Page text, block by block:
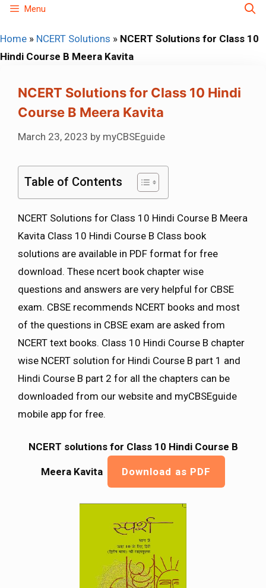
Skip
content
Menu
Home » NCERT Solutions » NCERT Solutions for Class 10
Hindi Course B Meera Kavita
NCERT Solutions for Class 10 Hindi
Course B Meera Kavita
March 23, 2023 by myCBSEguide
Table of Contents
NCERT Solutions for Class 10 Hindi Course B Meera
Kavita Class 10 Hindi Course B Class book
solutions are available in PDF format for free
download. These ncert book chapter wise
questions and answers are very helpful for CBSE
exam. CBSE recommends NCERT books and most
of the questions in CBSE exam are asked from
NCERT text books. Class 10 Hindi Course B chapter
wise NCERT solution for Hindi Course B part 1 and
Hindi Course B part 2 for all the chapters can be
downloaded from our website and myCBSEguide
mobile app for free.
NCERT solutions for Class 10 Hindi Course B
Meera Kavita Download as PDF